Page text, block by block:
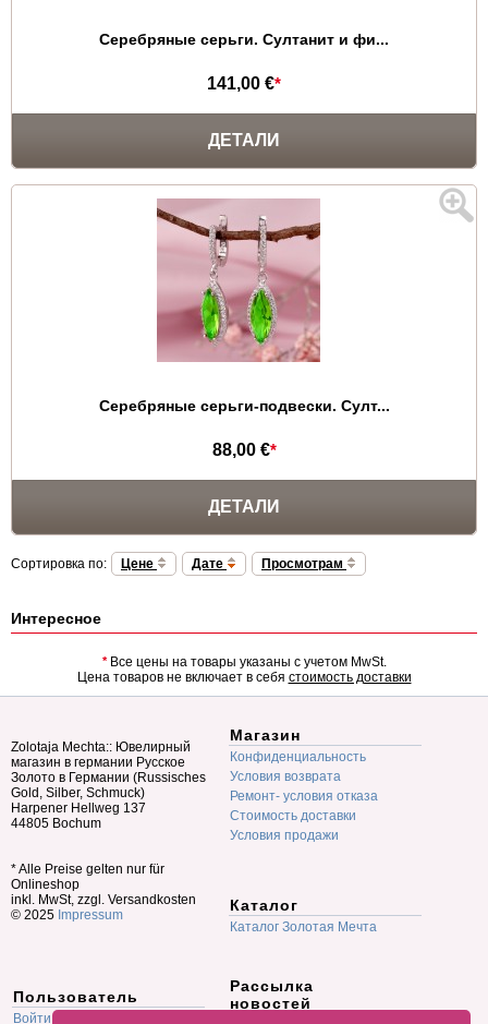
Серебряные серьги. Султанит и фи...
141,00 €*
ДЕТАЛИ
Серебряные серьги-подвески. Султ...
88,00 €*
ДЕТАЛИ
Сортировка по: Цене Дате Просмотрам
Интересное
*Все цены на товары указаны с учетом MwSt.
Цена товаров не включает в себя стоимость доставки
Zolotaja Mechta:: Ювелирный
магазин в германии Русское
Золото в Германии (Russisches
Gold, Silber, Schmuck)
Harpener Hellweg 137
44805 Bochum
* Alle Preise gelten nur für
Onlineshop
inkl. MwSt, zzgl. Versandkosten
© 2025 Impressum
Магазин
Конфиденциальность
Условия возврата
Ремонт- условия отказа
Стоимость доставки
Условия продажи
Каталог
Каталог Золотая Мечта
Пользователь
Войти
Рассылка
новостей